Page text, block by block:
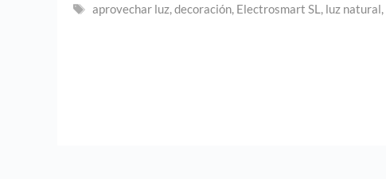
Etiquetas
aprovechar luz,decoración, Electrosmart SL, luz natural,